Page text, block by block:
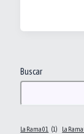
Buscar
La Rama 01 (1) La Rama